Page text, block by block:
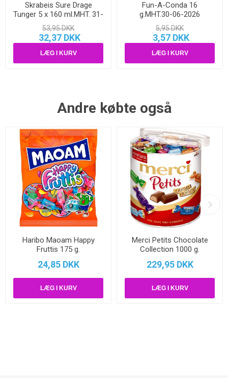
Skrabeis Sure Drage
Tunger 5 x 160 ml.MHT. 31-
01-2026
53,95 DKK
32,37 DKK
Fun-A-Conda 16
g.MHT.30-06-2026
5,95 DKK
3,57 DKK
Andre købte også
Haribo Maoam Happy
Fruttis 175 g.
24,85 DKK
Merci Petits Chocolate
Collection 1000 g.
229,95 DKK